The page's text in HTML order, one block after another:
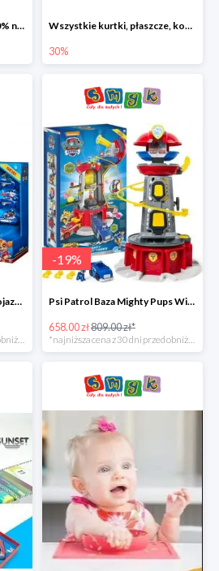
Wyprzedaż w Smyku do -50% na ubrania i buty Wszystkie kurtki, płaszcze, kombinezony i spodnie narciarskie -30%
30%
Psi Patrol Radiowóz 5w1 pojazd ratunkowy z figurką Chase'a -37%
-19%
Psi Patrol Baza Mighty Pups Wieża obserwacyjna+pojazd z figurką -19%
658.00 zł809.00 zł*